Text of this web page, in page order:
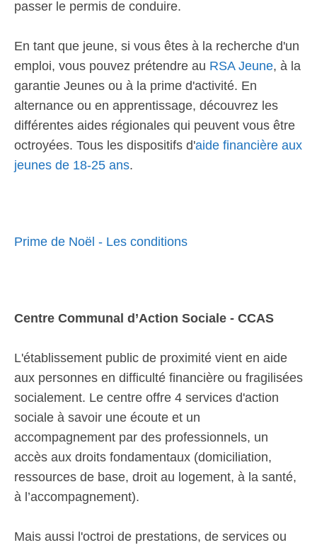
passer le permis de conduire.
En tant que jeune, si vous êtes à la recherche d'un
emploi, vous pouvez prétendre au RSA Jeune, à la
garantie Jeunes ou à la prime d'activité. En
alternance ou en apprentissage, découvrez les
différentes aides régionales qui peuvent vous être
octroyées. Tous les dispositifs d'aide financière aux
jeunes de 18-25 ans.
Prime de Noël - Les conditions
Centre Communal d’Action Sociale - CCAS
L'établissement public de proximité vient en aide
aux personnes en difficulté financière ou fragilisées
socialement. Le centre offre 4 services d'action
sociale à savoir une écoute et un
accompagnement par des professionnels, un
accès aux droits fondamentaux (domiciliation,
ressources de base, droit au logement, à la santé,
à l’accompagnement).
Mais aussi l'octroi de prestations, de services ou